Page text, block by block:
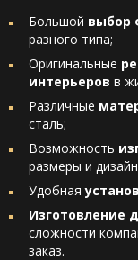
Большой выбор
разного типа;
Оригинальные
интерьеров в
Различные
сталь;
Возможность
размеры и
Удобная
Изготовление
сложности
заказ.